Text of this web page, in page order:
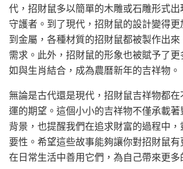
代，招財鼠多以簡單的木雕或石雕形式
守護者。到了現代，招財鼠的設計變得
到金屬，各種材質的招財鼠都被製作出
需求。此外，招財鼠的形象也被賦予了更
如與生肖結合，成為農曆新年的吉祥物。
無論是古代還是現代，招財鼠吉祥物都
運的期望。這個小小的吉祥物不僅承載
背景，也提醒我們在追求財富的過程中
要性。希望這些故事能夠讓你對招財鼠
在日常生活中善用它們，為自己帶來更多